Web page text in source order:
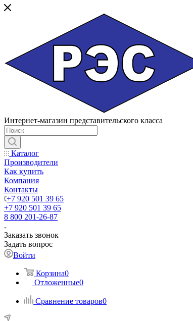
Интернет-магазин представительского класса
Каталог
Производители
Как купить
Компания
Контакты
+7 920 501 39 65
+7 920 501 39 65
8 800 201-26-87
Заказать звонок
Задать вопрос
Войти
Корзина0
Отложенные0
Сравнение товаров0